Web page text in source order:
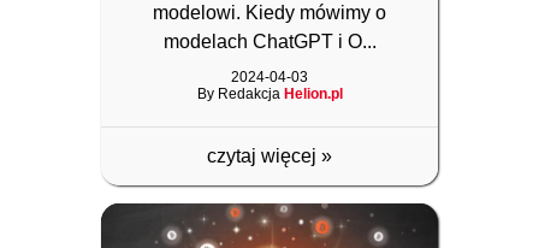
modelowi. Kiedy mówimy o
modelach ChatGPT i O...
2024-04-03
By Redakcja Helion.pl
czytaj więcej »